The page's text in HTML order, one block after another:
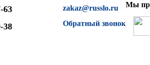
63
38
zakaz@russlo.ru
Обратный звонок
Мы